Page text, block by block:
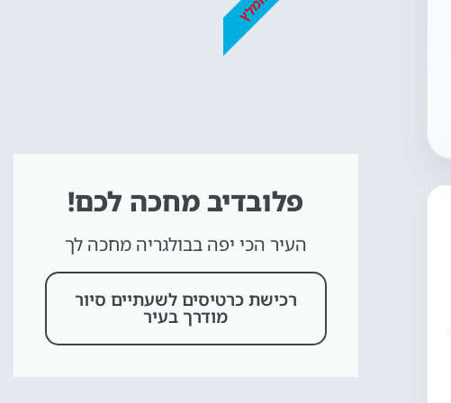
פלובדיב מחכה לכם!
העיר הכי יפה בבולגריה מחכה לך
רכישת כרטיסים לשעתיים סיור
מודרך בעיר